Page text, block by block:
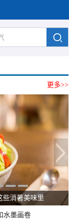
更多>>
些消暑美味里
水墨画卷